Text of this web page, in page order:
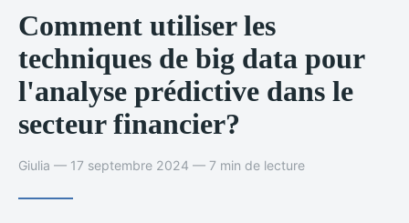
Comment utiliser les
techniques de big data pour
l'analyse prédictive dans le
secteur financier?
Giulia — 17 septembre 2024 — 7 min de lecture